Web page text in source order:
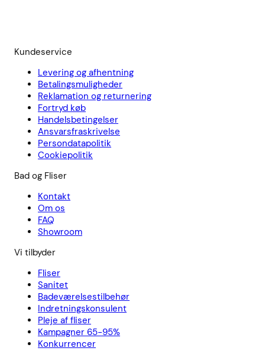
Kundeservice
Levering og afhentning
Betalingsmuligheder
Reklamation og returnering
Fortryd køb
Handelsbetingelser
Ansvarsfraskrivelse
Persondatapolitik
Cookiepolitik
Bad og Fliser
Kontakt
Om os
FAQ
Showroom
Vi tilbyder
Fliser
Sanitet
Badeværelsestilbehør
Indretningskonsulent
Pleje af fliser
Kampagner 65-95%
Konkurrencer